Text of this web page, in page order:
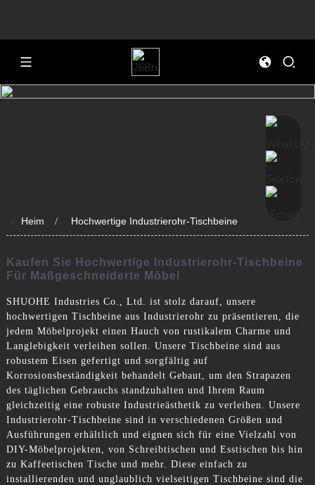
>> Heim Hochwertige Industrierohr-Tischbeine
Kaufen Sie Hochwertige Industrierohr-Tischbeine
Für Maßgeschneiderte Möbel
SHUOHE Industries Co., Ltd. ist stolz darauf, unsere
hochwertigen Tischbeine aus Industrierohr zu präsentieren, die
jedem Möbelprojekt einen Hauch von rustikalem Charme und
Langlebigkeit verleihen sollen. Unsere Tischbeine sind aus
robustem Eisen gefertigt und sorgfältig auf
Korrosionsbeständigkeit behandelt Gebaut, um den Strapazen
des täglichen Gebrauchs standzuhalten und Ihrem Raum
gleichzeitig eine robuste Industrieästhetik zu verleihen. Unsere
Industrierohr-Tischbeine sind in verschiedenen Größen und
Ausführungen erhältlich und eignen sich für eine Vielzahl von
DIY-Möbelprojekten, von Schreibtischen und Esstischen bis hin
zu Kaffeetischen Tische und mehr. Diese einfach zu
installierenden und unglaublich vielseitigen Tischbeine sind die